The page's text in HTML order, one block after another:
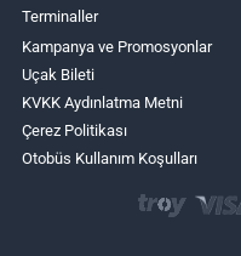
Terminaller
Kampanya ve Promosyonlar
Uçak Bileti
KVKK Aydınlatma Metni
Çerez Politikası
Otobüs Kullanım Koşulları